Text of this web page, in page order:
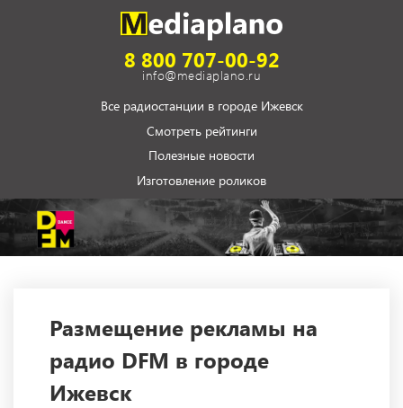
8 800 707-00-92
info@mediaplano.ru
Все радиостанции в городе Ижевск
Смотреть рейтинги
Полезные новости
Изготовление роликов
Размещение рекламы на
радио DFM в городе
Ижевск